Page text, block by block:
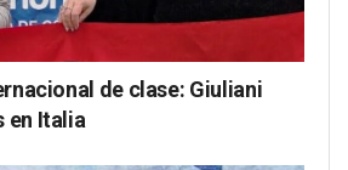
de clase: Giuliani
en Italia